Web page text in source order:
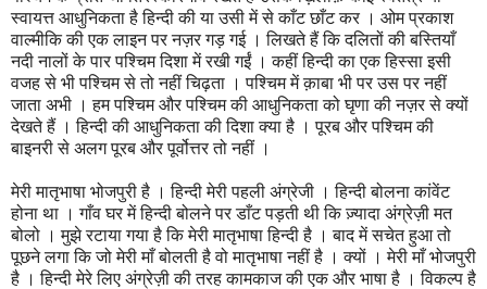
स्वायत्त आधुनिकता है हिन्दी की या उसी में से काँट छाँट कर । ओम प्रकाश
वाल्मीकि की एक लाइन पर नज़र गड़ गई । लिखते हैं कि दलितों की बस्तियाँ
नदी नालों के पार पश्चिम दिशा में रखी गईं । कहीं हिन्दी का एक हिस्सा इसी
वजह से भी पश्चिम से तो नहीं चिढ़ता । पश्चिम में क़ाबा भी पर उस पर नहीं
जाता अभी । हम पश्चिम और पश्चिम की आधुनिकता को घृणा की नज़र से क्यों
देखते हैं । हिन्दी की आधुनिकता की दिशा क्या है । पूरब और पश्चिम की
बाइनरी से अलग पूरब और पूर्वोत्तर तो नहीं ।
मेरी मातृभाषा भोजपुरी है । हिन्दी मेरी पहली अंग्रेजी । हिन्दी बोलना कांवेंट
होना था । गाँव घर में हिन्दी बोलने पर डाँट पड़ती थी कि ज़्यादा अंग्रेज़ी मत
बोलो । मुझे रटाया गया है कि मेरी मातृभाषा हिन्दी है । बाद में सचेत हुआ तो
पूछने लगा कि जो मेरी माँ बोलती है वो मातृभाषा नहीं है । क्यों । मेरी माँ भोजपुरी
है । हिन्दी मेरे लिए अंग्रेज़ी की तरह कामकाज की एक और भाषा है । विकल्प है